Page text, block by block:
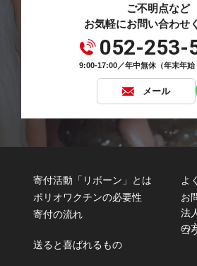
ご不明点など
お気軽にお問い合わせ
052-253-
9:00-17:00／年中無休（年末年始
メール
寄付活動「リボーン」とは
よ
ポリオワクチンの必要性
お
寄付の流れ
法
の
送ると喜ばれるもの
コ